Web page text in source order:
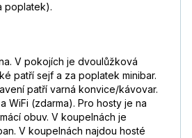
poplatek).
V pokojích je dvoulůžková
patří sejf a za poplatek minibar.
patří varná konvice/kávovar.
WiFi (zdarma). Pro hosty je na
obuv. V koupelnách je
V koupelnách najdou hosté